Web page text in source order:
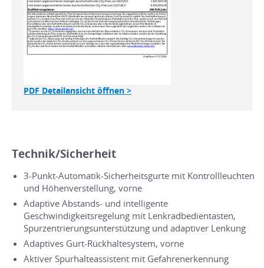
PDF Detailansicht öffnen >
Technik/Sicherheit
3-Punkt-Automatik-Sicherheitsgurte mit Kontrollleuchten
und Höhenverstellung, vorne
Adaptive Abstands- und intelligente
Geschwindigkeitsregelung mit Lenkradbedientasten,
Spurzentrierungsunterstützung und adaptiver Lenkung
Adaptives Gurt-Rückhaltesystem, vorne
Aktiver Spurhalteassistent mit Gefahrenerkennung